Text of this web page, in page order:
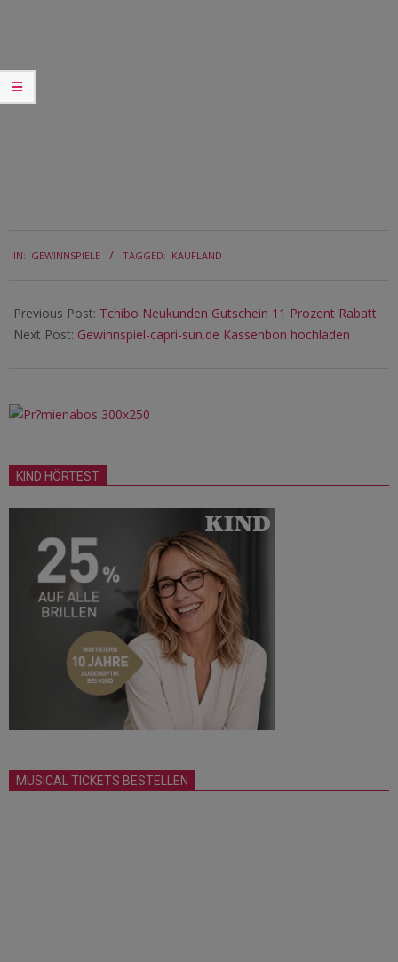
12-
IN: GEWINNSPIELE TAGGED: KAUFLAND
Previous Post: Tchibo Neukunden Gutschein 11 Prozent Rabatt
Next Post: Gewinnspiel-capri-sun.de Kassenbon hochladen
KIND HÖRTEST
MUSICAL TICKETS BESTELLEN